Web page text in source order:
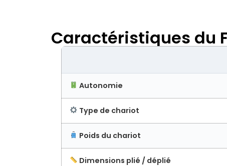
Caractéristiques du
Autonomie
Type de chariot
Poids du chariot
Dimensions plié / déplié